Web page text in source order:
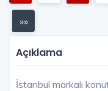
»»
Açıklama
İstanbul markalı